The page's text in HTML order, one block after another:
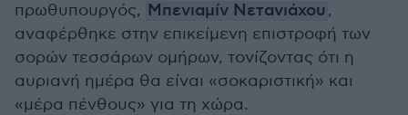
πρωθυπουργός, Μπενιαμίν Νετανιάχου ,
αναφέρθηκε στην επικείμενη επιστροφή των
σορών τεσσάρων ομήρων, τονίζοντας ότι η
αυριανή ημέρα θα είναι «σοκαριστική» και
«μέρα πένθους» για τη χώρα.